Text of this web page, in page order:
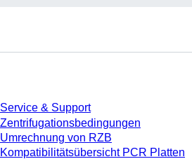
Service & Support
Zentrifugationsbedingungen
Umrechnung von RZB
Kompatibilitätsübersicht PCR Platten